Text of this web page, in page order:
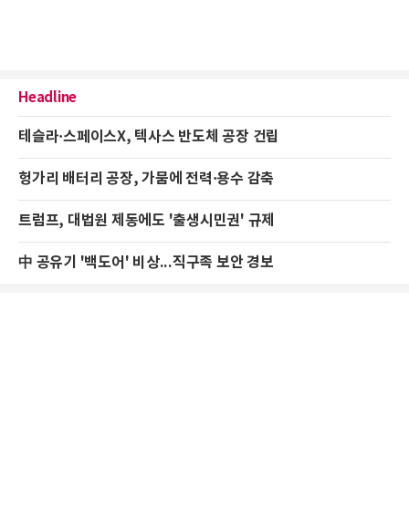
Headline
테슬라·스페이스X, 텍사스 반도체 공장 건립
헝가리 배터리 공장, 가뭄에 전력·용수 감축
트럼프, 대법원 제동에도 '출생시민권' 규제
中 공유기 '백도어' 비상...직구족 보안 경보